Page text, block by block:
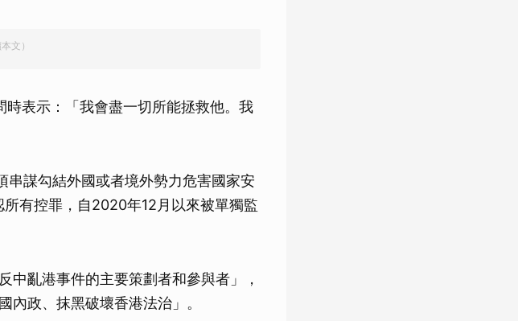
文）
表示：「我會盡一切所能拯救他。我
謀勾結外國或者境外勢力危害國家安
有控罪，自2020年12月以來被單獨監
中亂港事件的主要策劃者和參與者」，
內政、抹黑破壞香港法治」。